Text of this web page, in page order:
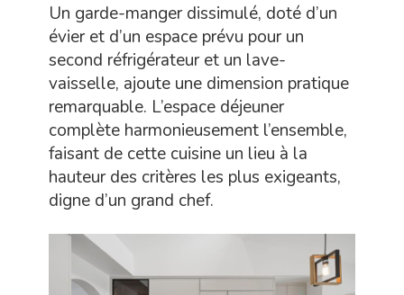
Un garde-manger dissimulé, doté d’un
évier et d’un espace prévu pour un
second réfrigérateur et un lave-
vaisselle, ajoute une dimension pratique
remarquable. L’espace déjeuner
complète harmonieusement l’ensemble,
faisant de cette cuisine un lieu à la
hauteur des critères les plus exigeants,
digne d’un grand chef.